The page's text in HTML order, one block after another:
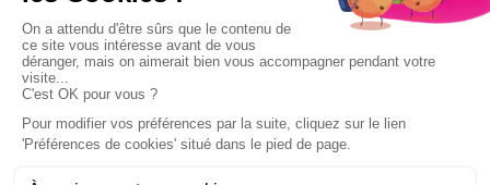
À PROPOS
CGV
Mentions légales
Données personnelles
Devenir adhérent